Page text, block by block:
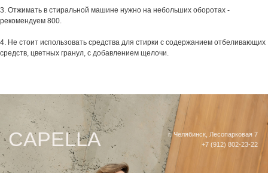
3. Отжимать в стиральной машине нужно на небольших оборотах -
рекомендуем 800.
4. Не стоит использовать средства для стирки с содержанием отбеливающих
средств, цветных гранул, с добавлением щелочи.